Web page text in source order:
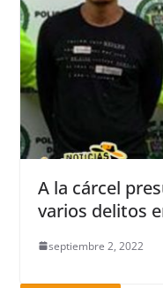
A la cárcel
varios delitos
septiembre 2, 2022